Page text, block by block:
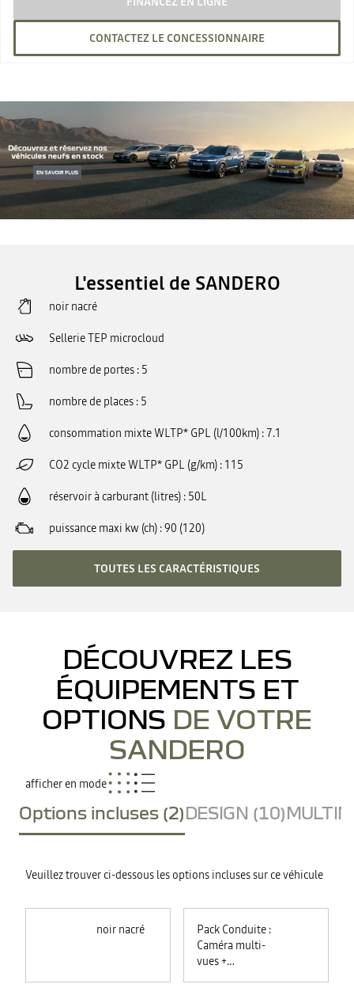
CONTACTEZ LE CONCESSIONNAIRE
L'essentiel de SANDERO
noir nacré
Sellerie TEP microcloud
nombre de portes 5
nombre de places 5
consommation mixte WLTP* GPL (l/100km) 7.1
CO2 cycle mixte WLTP* GPL (g/km) 115
réservoir à carburant (litres) 50L
puissance maxi kw (ch) 90 (120)
TOUTES LES CARACTÉRISTIQUES
DÉCOUVREZ LES
ÉQUIPEMENTS ET
OPTIONS DE VOTRE
SANDERO
afficher en mode
Options incluses (2)DESIGN (10)
Veuillez trouver ci-dessous les options incluses sur ce véhicule
noir nacré
Pack Conduite :
Caméra multi-
vues +